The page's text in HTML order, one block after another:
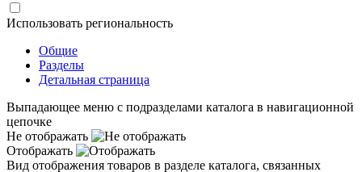
Использовать региональность
Общие
Разделы
Детальная страница
Выпадающее меню с подразделами каталога в навигационной
цепочке
Не отображать
Отображать
Вид отображения товаров в разделе каталога, связанных